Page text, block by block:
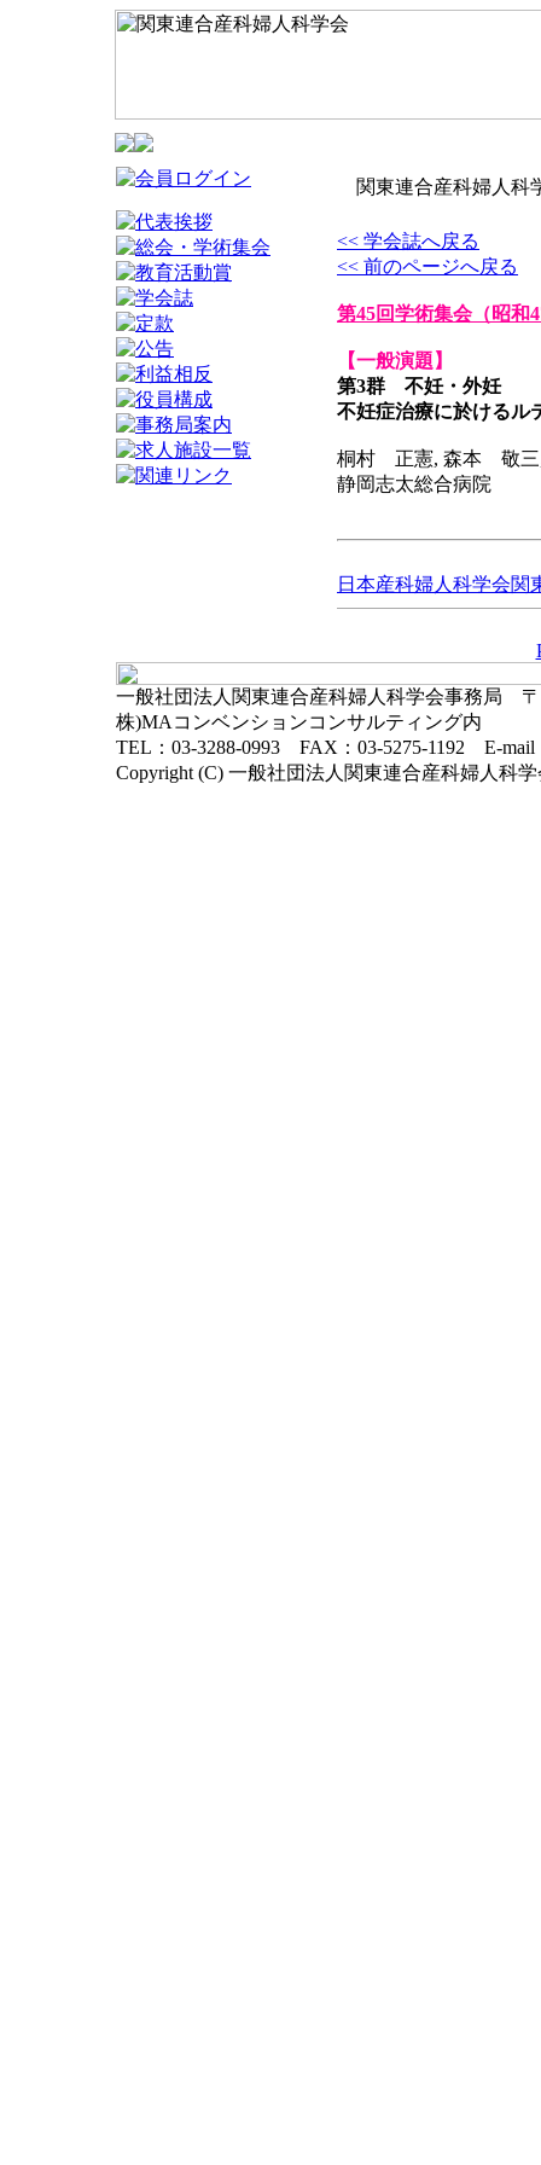
関東連合産科婦人科
<< 学会誌へ戻る
<< 前のページへ戻る
第45回学術集会（昭和
【一般演題】
第3群 不妊・外妊
不妊症治療に於けるル
桐村 正憲, 森本 敬
静岡志太総合病院
日本産科婦人科学会関
一般社団法人関東連合産科婦人科学会事務局 〒
株)MAコンベンションコンサルティング内
TEL：03-3288-0993 FAX：03-5275-1192 E-mail
Copyright (C) 一般社団法人関東連合産科婦人科